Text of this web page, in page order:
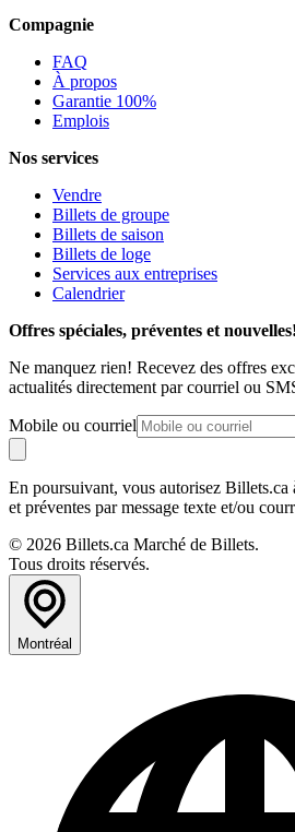
Compagnie
FAQ
À propos
Garantie 100%
Emplois
Nos services
Vendre
Billets de groupe
Billets de saison
Billets de loge
Services aux entreprises
Calendrier
Offres spéciales, préventes et nouvelles!
Ne manquez rien! Recevez des offres
actualités directement par courriel ou
Mobile ou courriel
En poursuivant, vous autorisez Billets.ca
et préventes par message texte et/ou
© 2026 Billets.ca Marché de Billets.
Tous droits réservés.
Montréal